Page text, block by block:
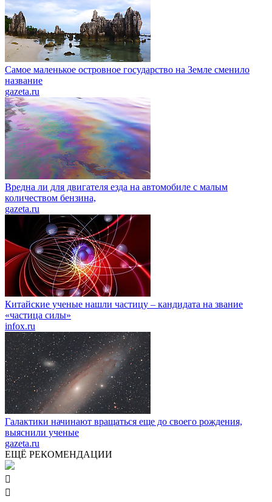
Самое маленькое островное государство на Земле сменило
название
gazeta.ru
Вредна ли для двигателя езда на автомобиле с малым
количеством бензина,
gazeta.ru
Китайские ученые нашли частицу – кандидата на звание
«частица силы»
infox.ru
Галактики начинают вращаться еще до своего рождения,
выяснили ученые
gazeta.ru
ЕЩЁ РЕКОМЕНДАЦИИ

